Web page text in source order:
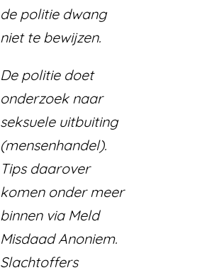
de politie dwang
niet te bewijzen.
De politie doet
onderzoek naar
seksuele uitbuiting
(mensenhandel).
Tips daarover
komen onder meer
binnen via Meld
Misdaad Anoniem.
Slachtoffers